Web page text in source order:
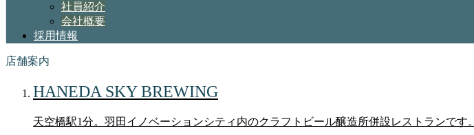
社員紹介
会社概要
採用情報
店舗案内
HANEDA SKY BREWING
天空橋駅1分。羽田イノベーションシティ内のクラフトビール醸造所併設レストランです。